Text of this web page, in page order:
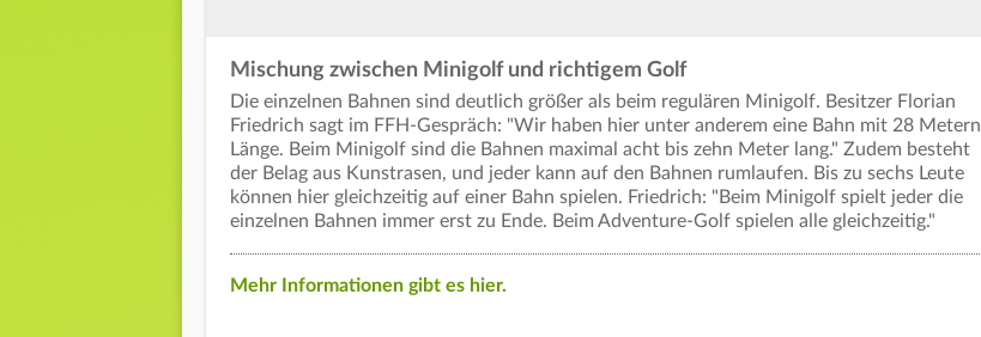
Mischung zwischen Minigolf und richtigem Golf
Die einzelnen Bahnen sind deutlich größer als beim regulären Minigolf. Besitzer Florian
Friedrich sagt im FFH-Gespräch: "Wir haben hier unter anderem eine Bahn mit 28 Metern
Länge. Beim Minigolf sind die Bahnen maximal acht bis zehn Meter lang." Zudem besteht
der Belag aus Kunstrasen, und jeder kann auf den Bahnen rumlaufen. Bis zu sechs Leute
können hier gleichzeitig auf einer Bahn spielen. Friedrich: "Beim Minigolf spielt jeder die
einzelnen Bahnen immer erst zu Ende. Beim Adventure-Golf spielen alle gleichzeitig."
Mehr Informationen gibt es hier.